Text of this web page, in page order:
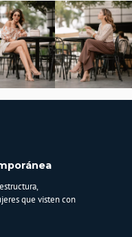
que visten con